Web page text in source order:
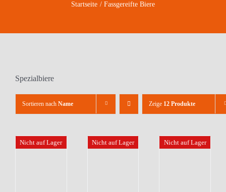
Startseite Fassgereifte Biere
Spezialbiere
Sortieren nach Name Zeige 12 Produkte
Nicht auf Lager Nicht auf Lager Nicht auf Lager